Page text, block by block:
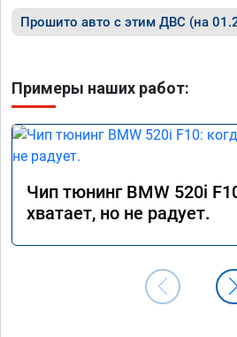
Прошито авто с этим ДВС (на
Примеры наших работ:
Чип тюнинг BMW 520i
хватает, но не радует.